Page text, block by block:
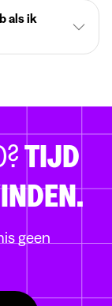
als ik
TIJD
geen